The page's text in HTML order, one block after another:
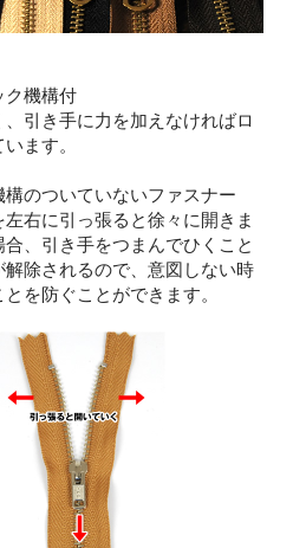
機構付
引き手に力を加えなければロ
ます。
のついていないファスナー
左右に引っ張ると徐々に開きま
、引き手をつまんでひくこと
除されるので、意図しない時
を防ぐことができます。